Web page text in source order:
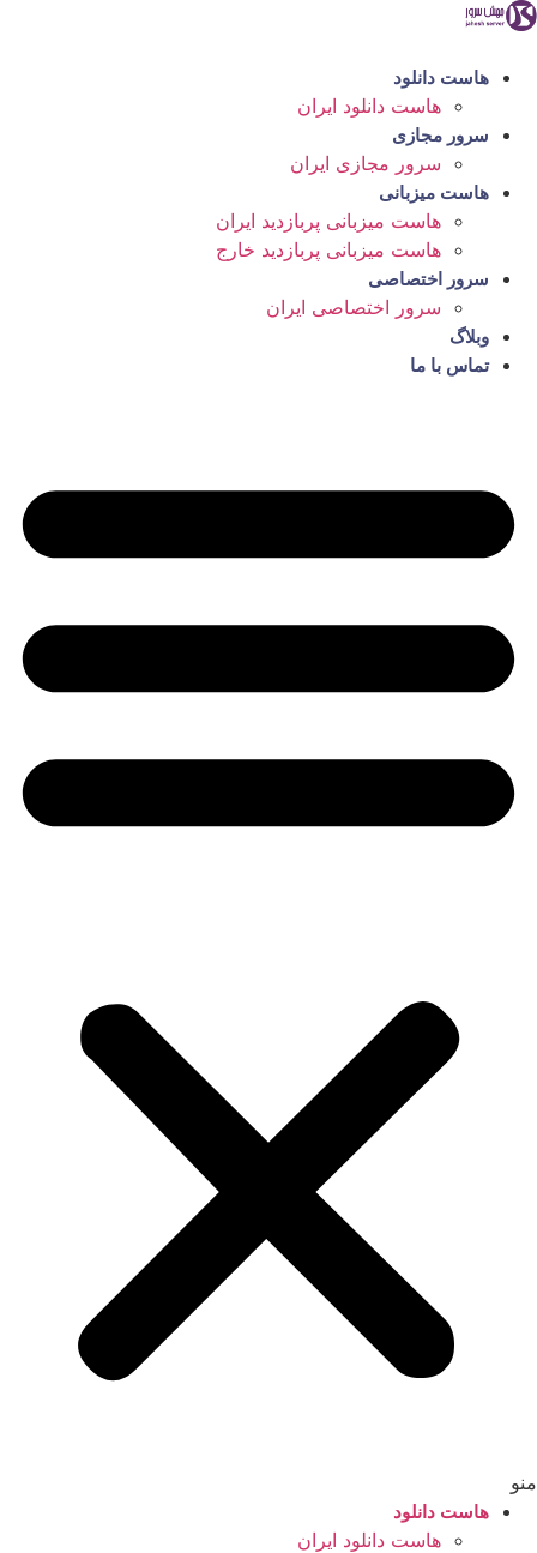
پرش
محتوا
هاست دانلود
هاست دانلود ایران
سرور مجازی
سرور مجازی ایران
هاست میزبانی
هاست میزبانی پربازدید ایران
هاست میزبانی پربازدید خارج
سرور اختصاصی
سرور اختصاصی ایران
وبلاگ
تماس با ما
منو
هاست دانلود
هاست دانلود ایران